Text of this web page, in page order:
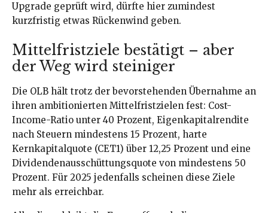
Upgrade geprüft wird, dürfte hier zumindest
kurzfristig etwas Rückenwind geben.
Mittelfristziele bestätigt – aber
der Weg wird steiniger
Die OLB hält trotz der bevorstehenden Übernahme an
ihren ambitionierten Mittelfristzielen fest: Cost-
Income-Ratio unter 40 Prozent, Eigenkapitalrendite
nach Steuern mindestens 15 Prozent, harte
Kernkapitalquote (CET1) über 12,25 Prozent und eine
Dividendenausschüttungsquote von mindestens 50
Prozent. Für 2025 jedenfalls scheinen diese Ziele
mehr als erreichbar.